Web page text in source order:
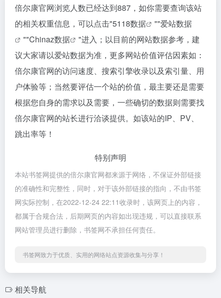
倍尔康官网浏览人数已经达到887，如你需要查询该站
的相关权重信息，可以点击"5118数据 ""爱站数据
""Chinaz数据
"进入；以目前的网站数据参考，建
议大家请以爱站数据为准，更多网站价值评估因素如：
倍尔康官网的访问速度、搜索引擎收录以及索引量、用
户体验等；当然要评估一个站的价值，最主要还是需要
根据您自身的需求以及需要，一些确切的数据则需要找
倍尔康官网的站长进行洽谈提供。如该站的IP、PV、
跳出率等！
特别声明
本站书签网提供的倍尔康官网都来源于网络，不保证外部链接
的准确性和完整性，同时，对于该外部链接的指向，不由书签
网实际控制，在2022-12-24 22:11收录时，该网页上的内容，
都属于合规合法，后期网页的内容如出现违规，可以直接联系
网站管理员进行删除，书签网不承担任何责任。
书签网致力于优质、实用的网络站点资源收集与分享！
相关导航